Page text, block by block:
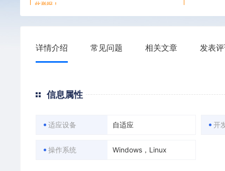
此举报！
详情介绍 常见问题 相关文章 发表
信息属性
适应设备 自适应 开
操作系统 Windows，Linux